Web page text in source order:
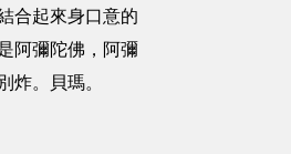
合起來身口意的
阿彌陀佛，阿彌
炸。貝瑪。